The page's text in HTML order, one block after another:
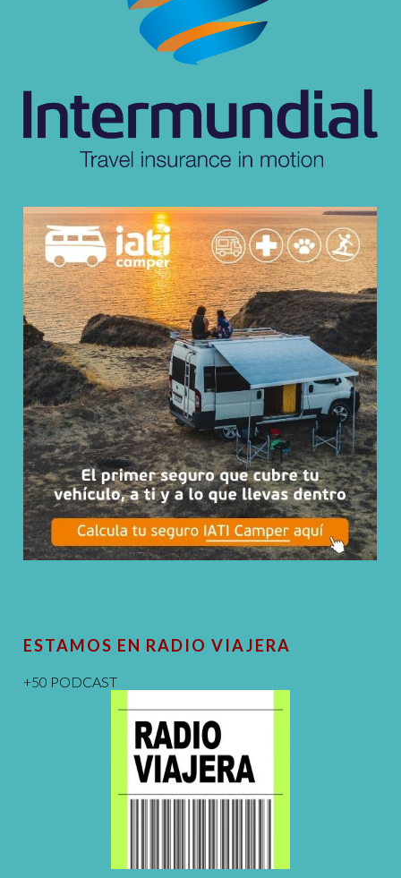
ESTAMOS EN RADIO VIAJERA
+50 PODCAST